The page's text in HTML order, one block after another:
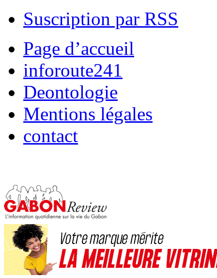
Suscription par RSS
Page d’accueil
inforoute241
Deontologie
Mentions légales
contact